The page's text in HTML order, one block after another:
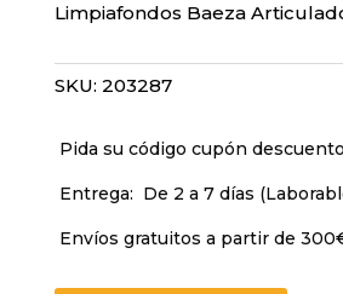
Limpiafondos Baeza
SKU: 203287
Pida su código cupón descuento
Entrega: De 2 a 7 días
Envíos gratuitos a partir de